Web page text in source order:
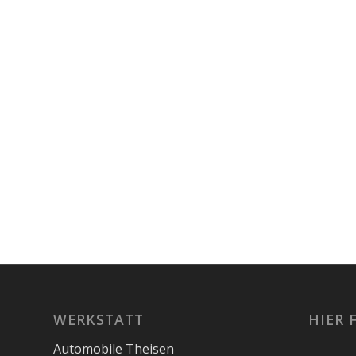
WERKSTATT
Automobile Theisen
HIER